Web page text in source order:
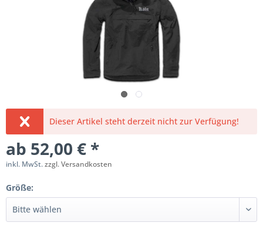
Dieser Artikel steht derzeit nicht zur Verfügung!
ab 52,00 € *
inkl. MwSt.zzgl. Versandkosten
Größe: